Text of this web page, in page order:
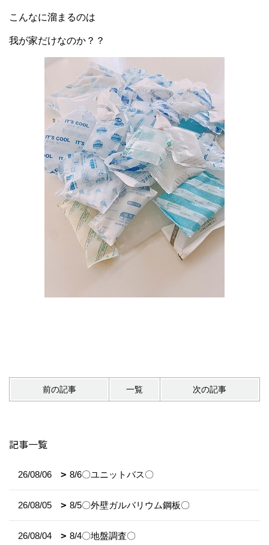
こんなに溜まるのは
我が家だけなのか？？
前の記事 一覧 次の記事
記事一覧
26/08/06 8/6〇ユニットバス〇
26/08/05 8/5〇外壁ガルバリウム鋼板〇
26/08/04 8/4〇地盤調査〇